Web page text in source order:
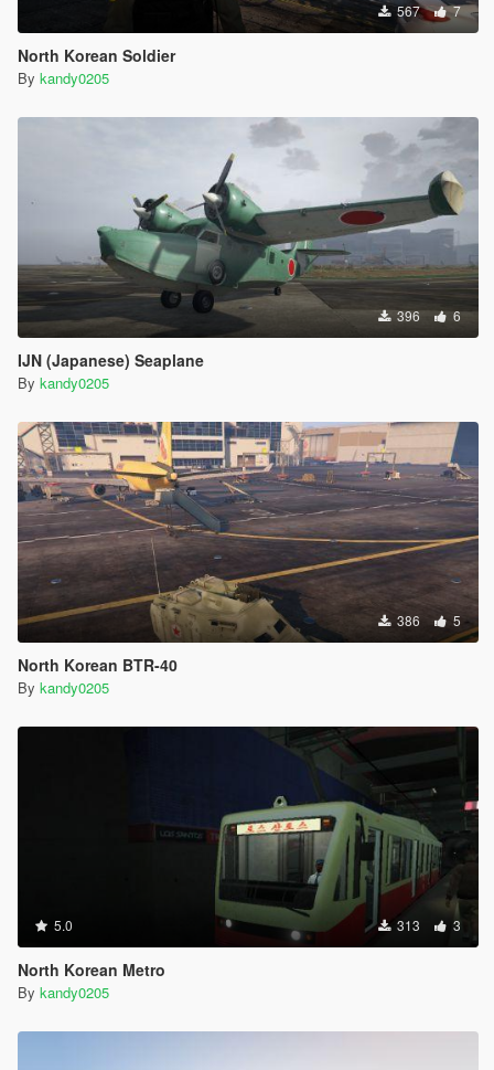
567 7
North Korean Soldier
By kandy0205
396 6
IJN (Japanese) Seaplane
By kandy0205
386 5
North Korean BTR-40
By kandy0205
5.0 313 3
North Korean Metro
By kandy0205